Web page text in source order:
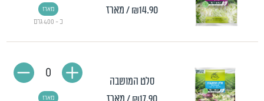
₪14.90/ מארז
כ - 400 גרם
מארז
סלט המושבה
מארז
0